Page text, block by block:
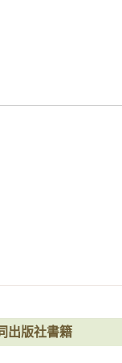
的單行道。
。
消失。
面事件。
步上正軌。
或不想）面對這一
覺得「孩子怎麼會
難道，我家的孩子出
。沉浸在孩子才五
父母必須配合孩子
因時制宜才行。
建那個快被遺忘的
訂版】》《管教，要
位的孩子或家庭
家扶中心、科博館
過4萬人。
身受孩子的小宇宙
鐵飯碗教職，特地
，再賞識，就能順應
出版社書籍